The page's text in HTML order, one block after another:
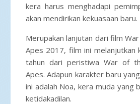
kera harus menghadapi
akan mendirikan kekuasaan baru.
Merupakan lanjutan dari film
Apes 2017, film ini melanjutkan
tahun dari peristiwa War of
Apes. Adapun karakter baru
ini adalah Noa, kera muda yang
ketidakadilan.